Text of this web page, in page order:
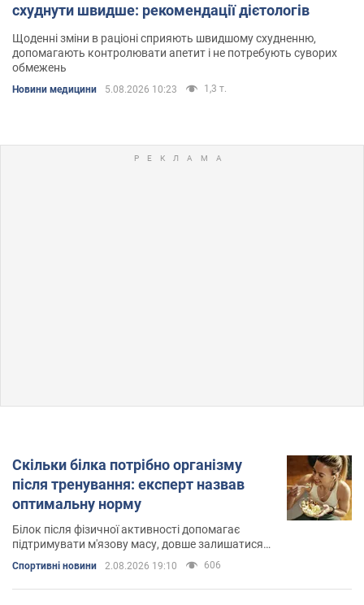
схуднути швидше: рекомендації дієтологів
Щоденні зміни в раціоні сприяють швидшому схудненню,
допомагають контролювати апетит і не потребують суворих
обмежень
Новини медицини 5.08.2026 10:23 1,3 т.
Скільки білка потрібно організму
після тренування: експерт назвав
оптимальну норму
Білок після фізичної активності допомагає
підтримувати м'язову масу, довше залишатися
ситими та досягати кращих результатів
Спортивні новини 2.08.2026 19:10 606